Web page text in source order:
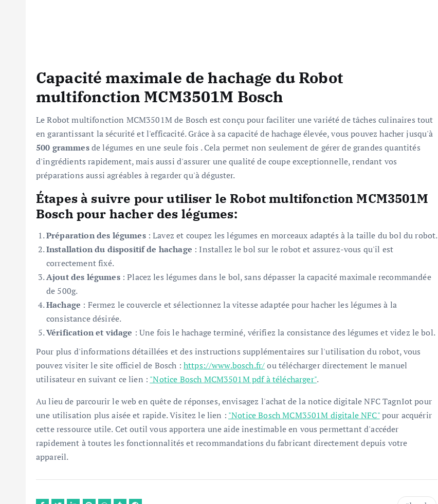
Capacité maximale de hachage du Robot
multifonction MCM3501M Bosch
Le Robot multifonction MCM3501M de Bosch est conçu pour faciliter une variété de tâches culinaires tout
en garantissant la sécurité et l'efficacité. Grâce à sa capacité de hachage élevée, vous pouvez hacher jusqu'à
500 grammesde légumes en une seule fois . Cela permet non seulement de gérer de grandes quantités
d'ingrédients rapidement, mais aussi d'assurer une qualité de coupe exceptionnelle, rendant vos
préparations aussi agréables à regarder qu'à déguster.
Étapes à suivre pour utiliser le Robot multifonction MCM3501M
Bosch pour hacher des légumes:
Préparation des légumes: Lavez et coupez les légumes en morceaux adaptés à la taille du bol du robot.
Installation du dispositif de hachage : Installez le bol sur le robot et assurez-vous qu'il est
correctement fixé.
Ajout des légumes: Placez les légumes dans le bol, sans dépasser la capacité maximale recommandée
de 500g.
Hachage : Fermez le couvercle et sélectionnez la vitesse adaptée pour hacher les légumes à la
consistance désirée.
Vérification et vidage : Une fois le hachage terminé, vérifiez la consistance des légumes et videz le bol.
Pour plus d'informations détaillées et des instructions supplémentaires sur l'utilisation du robot, vous
pouvez visiter le site officiel de Bosch : https://www.bosch.fr/ou télécharger directement le manuel
utilisateur en suivant ce lien : "Notice Bosch MCM3501M pdf à télécharger".
Au lieu de parcourir le web en quête de réponses, envisagez l'achat de la notice digitale NFC TagnIot pour
une utilisation plus aisée et rapide. Visitez le lien : "Notice Bosch MCM3501M digitale NFC"pour acquérir
cette ressource utile. Cet outil vous apportera une aide inestimable en vous permettant d'accéder
rapidement à toutes les fonctionnalités et recommandations du fabricant directement depuis votre
appareil.